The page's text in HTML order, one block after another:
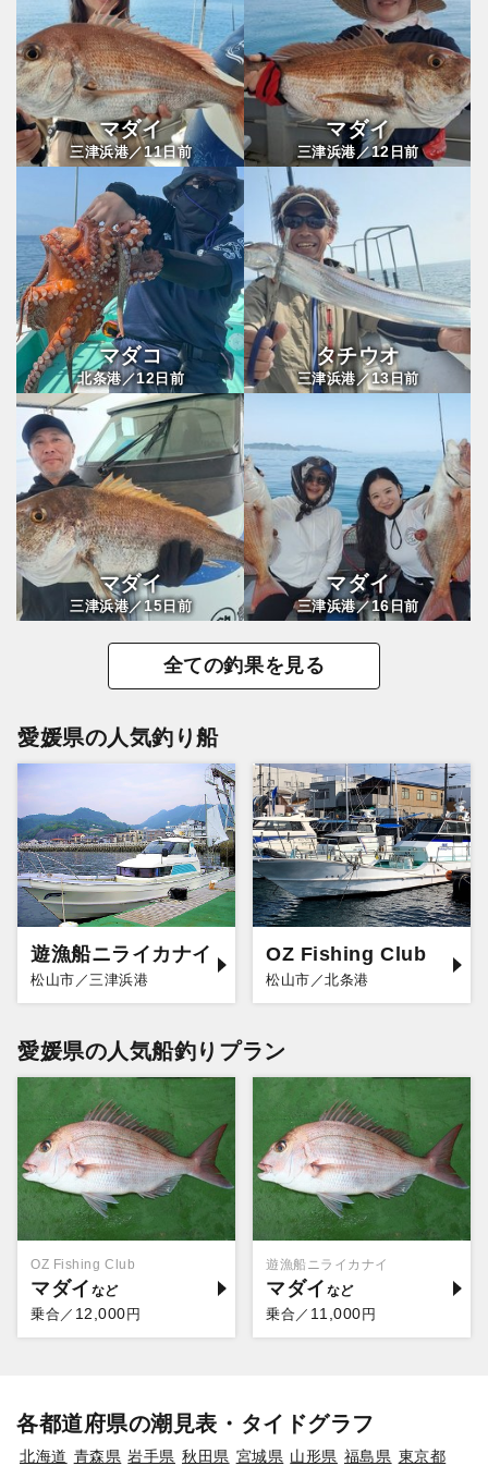
マダイ
三津浜港／11日前
マダイ
三津浜港／12 日前
マダコ
北条港／12日前
タチウオ
三津浜港／13日前
マダイ
三津浜港／15日前
マダイ
三津浜港／16日前
全ての釣果を見る
愛媛県の人気釣り船
遊漁船ニライカナイ
松山市／三津浜港
OZ Fishing Club
松山市／北条港
愛媛県の人気船釣りプラン
OZ Fishing Club
マダイ
乗合／ 12,000円
遊漁船ニライカナイ
マダイ
乗合／ 11,000円
各都道府県の潮見表・タイドグラフ
北海道 青森県 岩手県 秋田県 宮城県 山形県 福島県 東京都